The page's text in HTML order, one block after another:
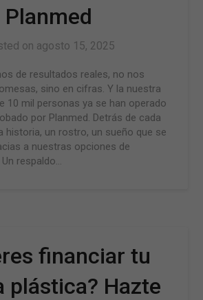
Planmed
on agosto 15, 2025
de resultados reales, no nos
sino en cifras. Y la nuestra
10 mil personas ya se han operado
por Planmed. Detrás de cada
historia, un rostro, un sueño que se
a nuestras opciones de
respaldo…
financiar tu
plástica? Hazte